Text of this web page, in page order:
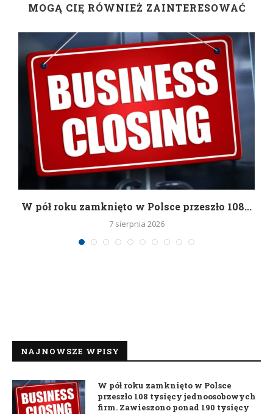
MOGĄ CIĘ RÓWNIEŻ ZAINTERESOWAĆ
W pół roku zamknięto w Polsce przeszło 108...
7 sierpnia 2026
NAJNOWSZE WPISY
W pół roku zamknięto w Polsce
przeszło 108 tysięcy jednoosobowych
firm. Zawieszono ponad 190 tysięcy